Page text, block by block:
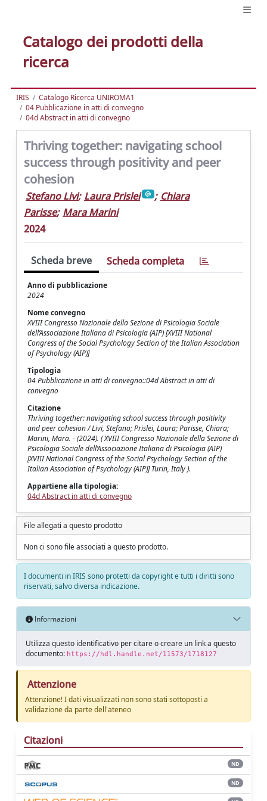
Catalogo dei prodotti della
ricerca
IRIS
Catalogo Ricerca UNIROMA1
04 Pubblicazione in atti di convegno
04d Abstract in atti di convegno
Thriving together: navigating school
success through positivity and peer
cohesion
Stefano Livi; Laura Prislei ; Chiara
Parisse; Mara Marini
2024
Scheda breve Scheda completa
Anno di pubblicazione
2024
Nome convegno
XVIII Congresso Nazionale della Sezione di Psicologia Sociale
dell’Associazione Italiana di Psicologia (AIP) [XVIII National
Congress of the Social Psychology Section of the Italian Association
of Psychology (AIP)]
Tipologia
04 Pubblicazione in atti di convegno::04d Abstract in atti di
convegno
Citazione
Thriving together: navigating school success through positivity
and peer cohesion / Livi, Stefano; Prislei, Laura; Parisse, Chiara;
Marini, Mara. - (2024). ( XVIII Congresso Nazionale della Sezione di
Psicologia Sociale dell’Associazione Italiana di Psicologia (AIP)
[XVIII National Congress of the Social Psychology Section of the
Italian Association of Psychology (AIP)] Turin, Italy ).
Appartiene alla tipologia:
04d Abstract in atti di convegno
File allegati a questo prodotto
Non ci sono file associati a questo prodotto.
I documenti in IRIS sono protetti da copyright e tutti i diritti sono
riservati, salvo diversa indicazione.
Informazioni
Utilizza questo identificativo per citare o creare un link a questo
documento: https://hdl.handle.net/11573/1718127
Attenzione
Attenzione! I dati visualizzati non sono stati sottoposti a
validazione da parte dell'ateneo
Citazioni
ND
ND